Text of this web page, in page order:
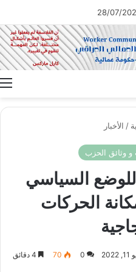
/ الأخبار
و وثائق الحزب
السياسي
الحركات
0
70